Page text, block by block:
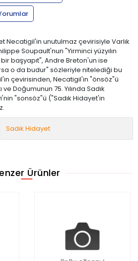
Necatigil'in unutulmaz çevirisiyle Varlık
Soupault'nun "Yirminci yüzyılın
başyapıt", Andre Breton'un ise
o da budur" sözleriyle nitelediği bu
çevirisinden, Necatigil'in "önsöz"ü
Doğumunun 75. Yılında Sadık
"sonsöz"ü ("Sadık Hidayet'in
Sadık Hidayet
Ürünler